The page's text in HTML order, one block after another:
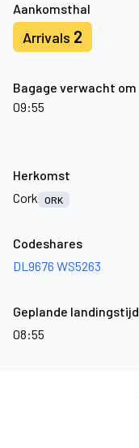
Aankomsthal
Arrivals 2
Bagage verwacht om
09:55
Herkomst
Cork
ORK
Codeshares
DL9676 WS5263
Geplande landingstijd
08:55